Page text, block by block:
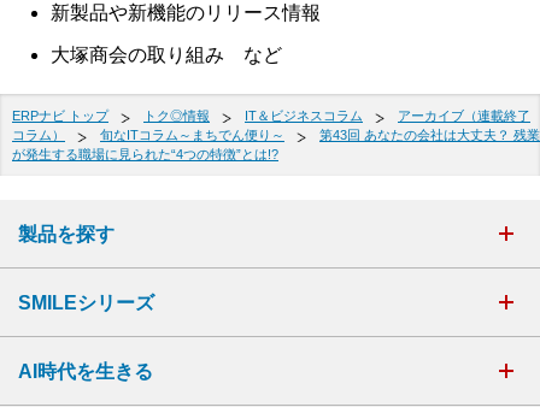
新製品や新機能のリリース情報
大塚商会の取り組み など
ERPナビ トップ トク◎情報 IT＆ビジネスコラム
アーカイブ（連載終了
コラム）
旬なITコラム～まちでん便り～
第43回 あなたの会社は大丈夫？ 残業
が発生する職場に見られた“4つの特徴”とは!?
製品を探す
SMILEシリーズ
AI時代を生きる